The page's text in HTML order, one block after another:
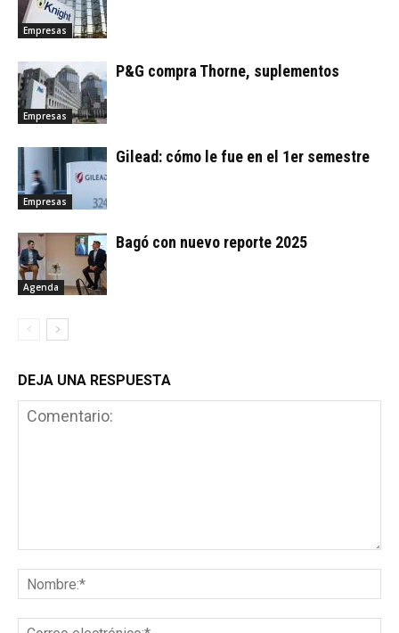
Empresas
Empresas
P&G compra Thorne, suplementos
Empresas
Gilead: cómo le fue en el 1er semestre
Agenda
Bagó con nuevo reporte 2025
DEJA UNA RESPUESTA